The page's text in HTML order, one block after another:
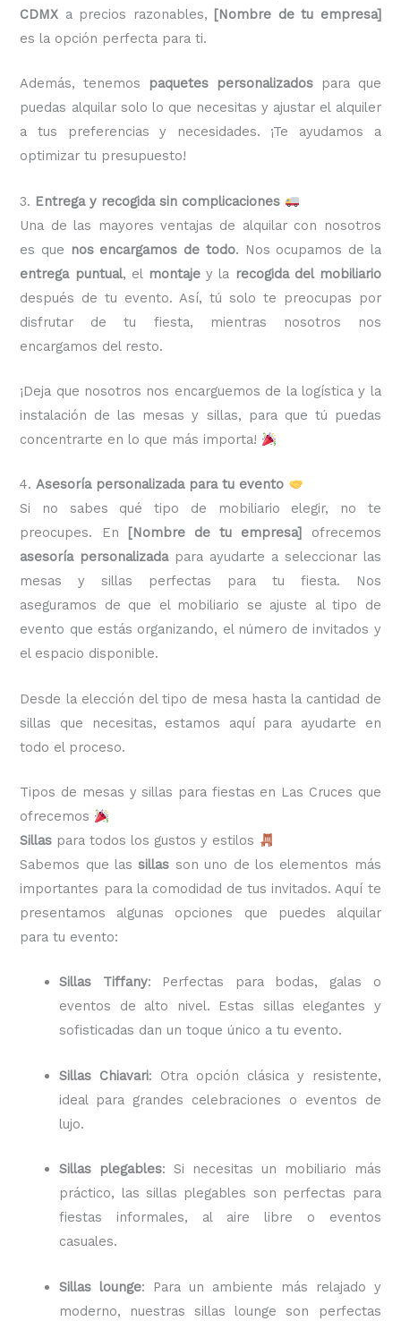
CDMX a precios razonables, [Nombre de tu empresa]
es la opción perfecta para ti.
Además, tenemos paquetes personalizadospara que
puedas alquilar solo lo que necesitas y ajustar el alquiler
a tus preferencias y necesidades. ¡Te ayudamos a
optimizar tu presupuesto!
3. Entrega y recogida sin complicaciones
Una de las mayores ventajas de alquilar con nosotros
es que nos encargamos de todo. Nos ocupamos de la
entrega puntual, el montajey la recogida del mobiliario
después de tu evento. Así, tú solo te preocupas por
disfrutar de tu fiesta, mientras nosotros nos
encargamos del resto.
¡Deja que nosotros nos encarguemos de la logística y la
instalación de las mesas y sillas, para que tú puedas
concentrarte en lo que más importa!
4.Asesoría personalizada para tu evento
Si no sabes qué tipo de mobiliario elegir, no te
preocupes. En
[Nombre de tu empresa]
ofrecemos
asesoría personalizadapara ayudarte a seleccionar las
mesas y sillas perfectas para tu fiesta. Nos
aseguramos de que el mobiliario se ajuste al tipo de
evento que estás organizando, el número de invitados y
el espacio disponible.
Desde la elección del tipo de mesa hasta la cantidad de
sillas que necesitas, estamos aquí para ayudarte en
todo el proceso.
Tipos de mesas y sillas para fiestas en Las Cruces que
ofrecemos
Sillas para todos los gustos y estilos
Sabemos que lassillas son uno de los elementos más
importantes para la comodidad de tus invitados. Aquí te
presentamos algunas opciones que puedes alquilar
para tu evento:
Sillas Tiffany: Perfectas para bodas, galas o
eventos de alto nivel. Estas sillas elegantes y
sofisticadas dan un toque único a tu evento.
Sillas Chiavari: Otra opción clásica y resistente,
ideal para grandes celebraciones o eventos de
lujo.
Sillas plegables: Si necesitas un mobiliario más
práctico, las sillas plegables son perfectas para
fiestas informales, al aire libre o eventos
casuales.
Sillas lounge: Para un ambiente más relajado y
moderno, nuestras sillas lounge son perfectas